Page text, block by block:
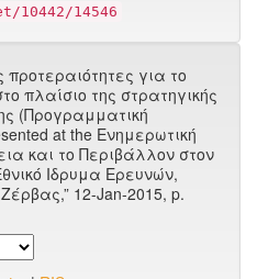
14546
για το
πλαίσιο της στρατηγικής
(Προγραμματική
at the Ενημερωτική
και το Περιβάλλον στον
Ιδρυμα Ερευνών,
12-Jan-2015, p.